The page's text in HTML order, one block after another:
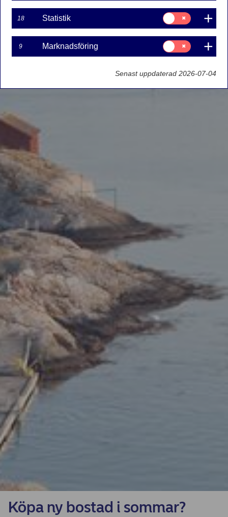
Köpa ny bostad i sommar?
18 Statistik
Samtycke
för:
Statistik
9 Marknadsföring
Samtycke
för:
Marknadsföring
Senast uppdaterad 2026-07-04